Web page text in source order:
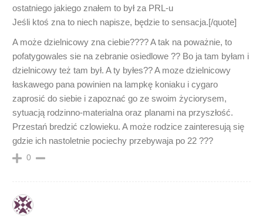
ostatniego jakiego znałem to był za PRL-u
Jeśli ktoś zna to niech napisze, będzie to sensacja.[/quote]
A może dzielnicowy zna ciebie???? A tak na poważnie, to
pofatygowales sie na zebranie osiedlowe ?? Bo ja tam byłam i
dzielnicowy też tam był. A ty byłes?? A moze dzielnicowy
łaskawego pana powinien na lampkę koniaku i cygaro
zaprosić do siebie i zapoznać go ze swoim życiorysem,
sytuacją rodzinno-materialna oraz planami na przyszłość.
Przestań bredzić czlowieku. A może rodzice zainteresują się
gdzie ich nastoletnie pociechy przebywaja po 22 ???
0